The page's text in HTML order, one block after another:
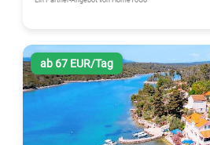
ab 67 EUR/Tag